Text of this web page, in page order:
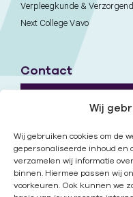
Wij
Wij gebruiken cookies om de
gepersonaliseerde inhoud en
verzamelen wij informatie
binnen. Hiermee passen wij
voorkeuren. Ook kunnen we
Verpleegkunde &
Next College Vavo
Contact
Nieuwsbrief